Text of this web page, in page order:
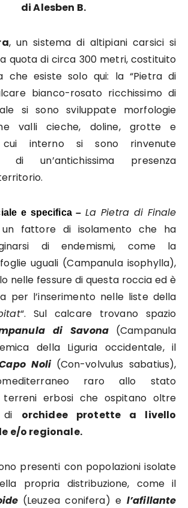
di Alesben B.
, un sistema di altipiani carsici si
quota di circa 300 metri, costituito
che esiste solo qui: la “Pietra di
bianco-rosato ricchissimo di
si sono sviluppate morfologie
valli cieche, doline, grotte e
interno si sono rinvenute
di un’antichissima presenza
e specifica –La Pietra di Finale
fattore di isolamento che ha
di endemismi, come la
uguali (Campanula isophylla),
nelle fessure di questa roccia ed è
per l’inserimento nelle liste della
“. Sul calcare trovano spazio
di Savona (Campanula
della Liguria occidentale, il
Noli (Con-volvulus sabatius),
raro allo stato
terreni erbosi che ospitano oltre
di orchidee protette a livello
e/o regionale.
presenti con popolazioni isolate
propria distribuzione, come il
(Leuzea conifera) e l’afillante